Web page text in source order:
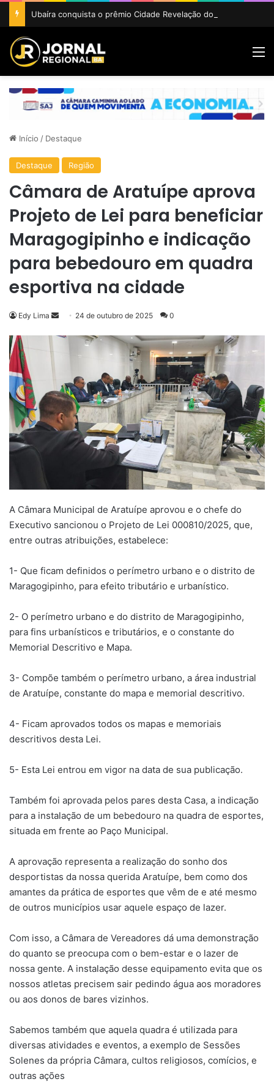
Início / Destaque
Destaque Região
Câmara de Aratuípe aprova
Projeto de Lei para beneficiar
Maragogipinho e indicação
para bebedouro em quadra
esportiva na cidade
Edy Lima
Mande24 de outubro de 2025 0
A Câmara Municipal de Aratuípe aprovou e o chefe do
Executivo sancionou o Projeto de Lei 000810/2025, que,
entre outras atribuições, estabelece:
1- Que ficam definidos o perímetro urbano e o distrito de
Maragogipinho, para efeito tributário e urbanístico.
2- O perímetro urbano e do distrito de Maragogipinho,
para fins urbanísticos e tributários, e o constante do
Memorial Descritivo e Mapa.
3- Compõe também o perímetro urbano, a área industrial
de Aratuípe, constante do mapa e memorial descritivo.
4- Ficam aprovados todos os mapas e memoriais
descritivos desta Lei.
5- Esta Lei entrou em vigor na data de sua publicação.
Também foi aprovada pelos pares desta Casa, a indicação
para a instalação de um bebedouro na quadra de esportes,
situada em frente ao Paço Municipal.
A aprovação representa a realização do sonho dos
desportistas da nossa querida Aratuípe, bem como dos
amantes da prática de esportes que vêm de e até mesmo
de outros municípios usar aquele espaço de lazer.
Com isso, a Câmara de Vereadores dá uma demonstração
do quanto se preocupa com o bem-estar e o lazer de
nossa gente. A instalação desse equipamento evita que os
nossos atletas precisem sair pedindo água aos moradores
ou aos donos de bares vizinhos.
Sabemos também que aquela quadra é utilizada para
diversas atividades e eventos, a exemplo de Sessões
Solenes da própria Câmara, cultos religiosos, comícios, e
outras ações